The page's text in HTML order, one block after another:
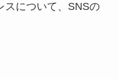
スについて、SNSの